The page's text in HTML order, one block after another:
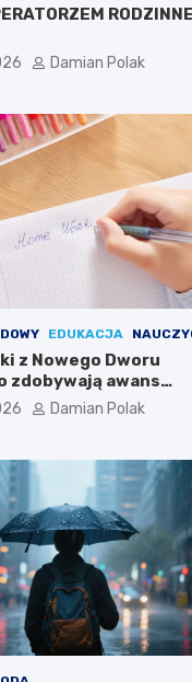
Damian Polak
EDUKACJA
z Nowego Dworu
zdobywają awans
Damian Polak